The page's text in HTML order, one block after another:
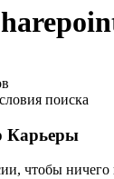
поиска
Карьеры
чтобы ничего